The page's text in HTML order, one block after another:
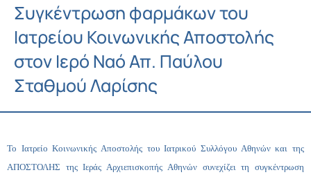
Συγκέντρωση φαρμάκων του
Ιατρείου Κοινωνικής Αποστολής
στον Ιερό Ναό Απ. Παύλου
Σταθμού Λαρίσης
Το Ιατρείο Κοινωνικής Αποστολής του Ιατρικού Συλλόγου Αθηνών και της
ΑΠΟΣΤΟΛΗΣ της Ιεράς Αρχιεπισκοπής Αθηνών συνεχίζει τη συγκέντρωση